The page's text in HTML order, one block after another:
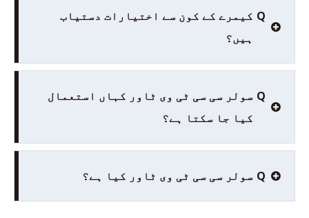
Q کیمرے کے کون سے اختیارات دستیاب
ہیں؟
Q سولر سی سی ٹی وی ٹاور کہاں استعمال
کیا جا سکتا ہے؟
Q سولر سی سی ٹی وی ٹاور کیا ہے؟